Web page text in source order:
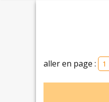
aller en page :
1